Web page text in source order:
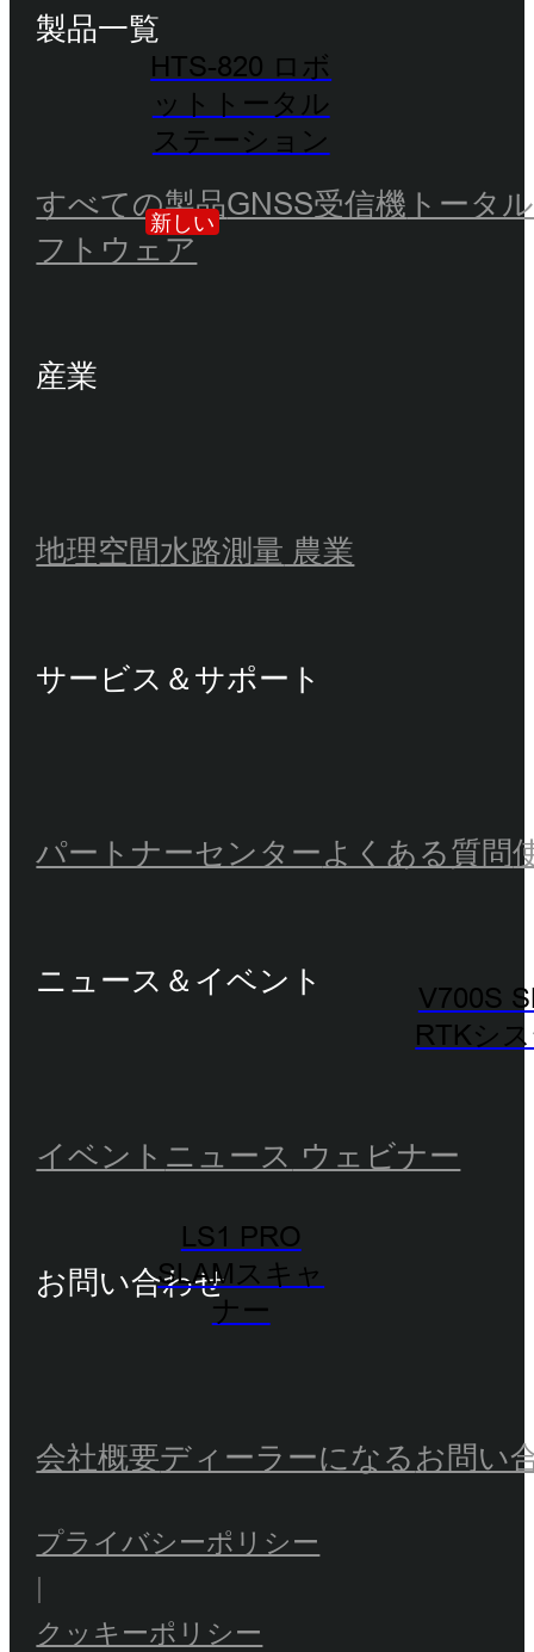
HTS-820 ロボ
ットトータル
ステーション
新しい
LS1 PRO
SLAMスキャ
ナー
V700S
RTKシ
製品一覧
すべての製品GNSS受信機 トータ
フトウェア
産業
地理空間水路測量 農業
サービス＆サポート
パートナーセンターよくある質問
ニュース＆イベント
イベント ニュース ウェビナー
お問い合わせ
会社概要ディーラーになるお問い
プライバシーポリシー
クッキーポリシー